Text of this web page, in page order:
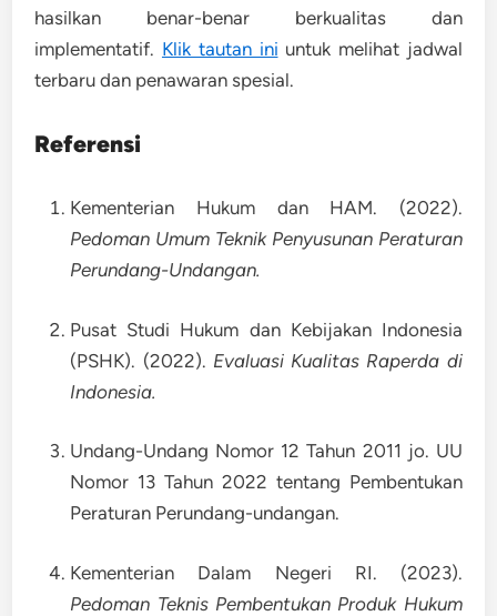
hasilkan benar-benar berkualitas dan
implementatif. Klik tautan ini untuk melihat jadwal
terbaru dan penawaran spesial.
Referensi
Kementerian Hukum dan HAM. (2022).
Pedoman Umum Teknik Penyusunan Peraturan
Perundang-Undangan.
Pusat Studi Hukum dan Kebijakan Indonesia
(PSHK). (2022). Evaluasi Kualitas Raperda di
Indonesia.
Undang-Undang Nomor 12 Tahun 2011 jo. UU
Nomor 13 Tahun 2022 tentang Pembentukan
Peraturan Perundang-undangan.
Kementerian Dalam Negeri RI. (2023).
Pedoman Teknis Pembentukan Produk Hukum